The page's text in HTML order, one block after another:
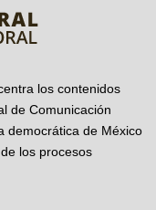
los contenidos
de Comunicación
democrática de México
los procesos